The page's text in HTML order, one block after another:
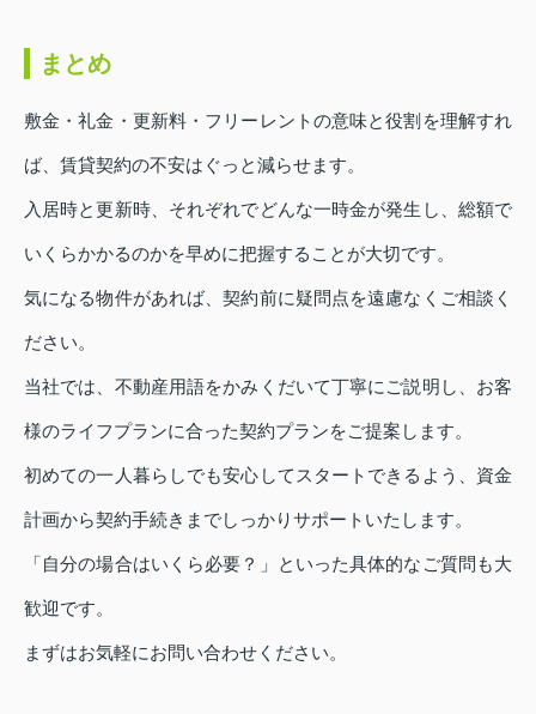
まとめ
敷金・礼金・更新料・フリーレントの意味と役割を理解すれ
ば、賃貸契約の不安はぐっと減らせます。
入居時と更新時、それぞれでどんな一時金が発生し、総額で
いくらかかるのかを早めに把握することが大切です。
気になる物件があれば、契約前に疑問点を遠慮なくご相談く
ださい。
当社では、不動産用語をかみくだいて丁寧にご説明し、お客
様のライフプランに合った契約プランをご提案します。
初めての一人暮らしでも安心してスタートできるよう、資金
計画から契約手続きまでしっかりサポートいたします。
「自分の場合はいくら必要？」といった具体的なご質問も大
歓迎です。
まずはお気軽にお問い合わせください。